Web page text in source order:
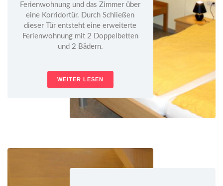
Ferienwohnung und das Zimmer über
eine Korridortür. Durch Schließen
dieser Tür entsteht eine erweiterte
Ferienwohnung mit 2 Doppelbetten
und 2 Bädern.
WEITER LESEN